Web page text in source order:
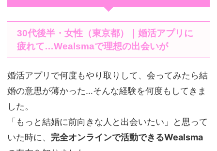
30代後半・女性（東京都）｜婚活アプリに
疲れて…Wealsmaで理想の出会いが
婚活アプリで何度もやり取りして、会ってみたら結
婚の意思が薄かった…そんな経験を何度もしてきま
した。
「もっと結婚に前向きな人と出会いたい」と思って
いた時に、 完全オンラインで活動できるWealsma